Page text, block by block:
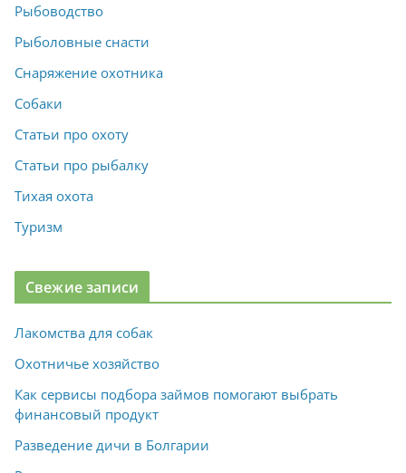
Рыбоводство
Рыболовные снасти
Снаряжение охотника
Собаки
Статьи про охоту
Статьи про рыбалку
Тихая охота
Туризм
Свежие записи
Лакомства для собак
Охотничье хозяйство
Как сервисы подбора займов помогают выбрать
финансовый продукт
Разведение дичи в Болгарии